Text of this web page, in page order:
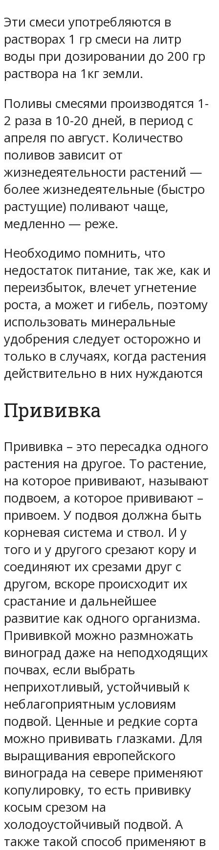
Эти смеси употребляются в
растворах 1 гр смеси на литр
воды при дозировании до 200 гр
раствора на 1кг земли.
Поливы смесями производятся 1-
2 раза в 10-20 дней, в период с
апреля по август. Количество
поливов зависит от
жизнедеятельности растений —
более жизнедеятельные (быстро
растущие) поливают чаще,
медленно — реже.
Необходимо помнить, что
недостаток питание, так же, как и
переизбыток, влечет угнетение
роста, а может и гибель, поэтому
использовать минеральные
удобрения следует осторожно и
только в случаях, когда растения
действительно в них нуждаются
Прививка
Прививка – это пересадка одного
растения на другое. То растение,
на которое прививают, называют
подвоем, а которое прививают –
привоем. У подвоя должна быть
корневая система и ствол. И у
того и у другого срезают кору и
соединяют их срезами друг с
другом, вскоре происходит их
срастание и дальнейшее
развитие как одного организма.
Прививкой можно размножать
виноград даже на неподходящих
почвах, если выбрать
неприхотливый, устойчивый к
неблагоприятным условиям
подвой. Ценные и редкие сорта
можно прививать глазками. Для
выращивания европейского
винограда на севере применяют
копулировку, то есть прививку
косым срезом на
холодоустойчивый подвой. А
также такой способ применяют в